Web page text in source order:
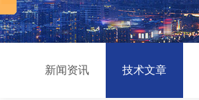
新闻资讯 技术文章